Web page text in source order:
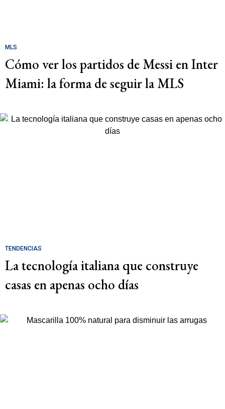
MLS
Cómo ver los partidos de Messi en Inter
Miami: la forma de seguir la MLS
TENDENCIAS
La tecnología italiana que construye
casas en apenas ocho días